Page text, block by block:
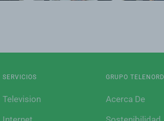
SERVICIOS
Television
GRUPO TELENORD
Acerca De